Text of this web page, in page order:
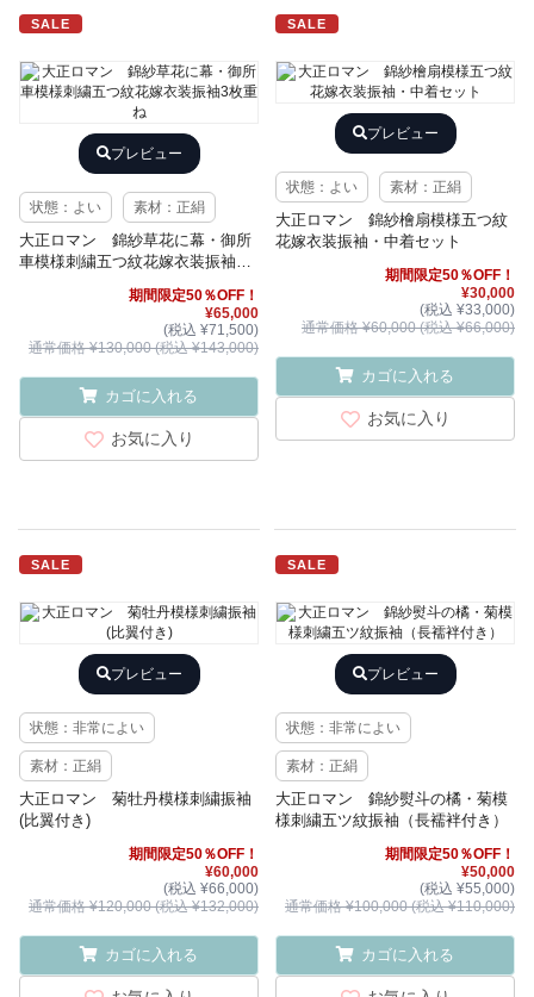
SALE
プレビュー
状態：よい 素材：正絹
大正ロマン 錦紗草花に幕・御所
車模様刺繍五つ紋花嫁衣装振袖3
期間限定50％OFF！
¥65,000
(税込 ¥71,500)
通常価格 ¥130,000 (税込 ¥143,000)
カゴに入れる
お気に入り
SALE
プレビュー
状態：よい 素材：正絹
大正ロマン 錦紗檜扇模様五つ紋
花嫁衣装振袖・中着セット
期間限定50％OFF！
¥30,000
(税込 ¥33,000)
通常価格 ¥60,000 (税込 ¥66,000)
カゴに入れる
お気に入り
SALE
プレビュー
状態：非常によい
素材：正絹
大正ロマン 菊牡丹模様刺繍振袖
(比翼付き)
期間限定50％OFF！
¥60,000
(税込 ¥66,000)
通常価格 ¥120,000 (税込 ¥132,000)
カゴに入れる
SALE
プレビュー
状態：非常によい
素材：正絹
大正ロマン 錦紗熨斗の橘・菊模
様刺繍五ツ紋振袖（長襦袢付き）
期間限定50％OFF！
¥50,000
(税込 ¥55,000)
通常価格 ¥100,000 (税込 ¥110,000)
カゴに入れる